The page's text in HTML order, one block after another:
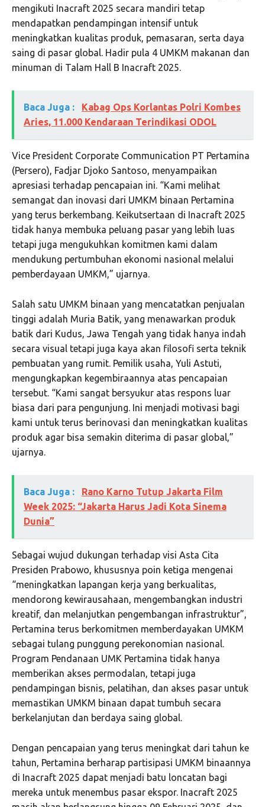
mengikuti Inacraft 2025 secara mandiri tetap
mendapatkan pendampingan intensif untuk
meningkatkan kualitas produk, pemasaran, serta daya
saing di pasar global. Hadir pula 4 UMKM makanan dan
minuman di Talam Hall B Inacraft 2025.
Baca Juga :
Kabag Ops Korlantas Polri Kombes
Aries, 11.000 Kendaraan Terindikasi ODOL
Vice President Corporate Communication PT Pertamina
(Persero), Fadjar Djoko Santoso, menyampaikan
apresiasi terhadap pencapaian ini. “Kami melihat
semangat dan inovasi dari UMKM binaan Pertamina
yang terus berkembang. Keikutsertaan di Inacraft 2025
tidak hanya membuka peluang pasar yang lebih luas
tetapi juga mengukuhkan komitmen kami dalam
mendukung pertumbuhan ekonomi nasional melalui
pemberdayaan UMKM,” ujarnya.
Salah satu UMKM binaan yang mencatatkan penjualan
tinggi adalah Muria Batik, yang menawarkan produk
batik dari Kudus, Jawa Tengah yang tidak hanya indah
secara visual tetapi juga kaya akan filosofi serta teknik
pembuatan yang rumit. Pemilik usaha, Yuli Astuti,
mengungkapkan kegembiraannya atas pencapaian
tersebut. “Kami sangat bersyukur atas respons luar
biasa dari para pengunjung. Ini menjadi motivasi bagi
kami untuk terus berinovasi dan meningkatkan kualitas
produk agar bisa semakin diterima di pasar global,”
ujarnya.
Baca Juga :
Rano Karno Tutup Jakarta Film
Week 2025: “Jakarta Harus Jadi Kota Sinema
Dunia”
Sebagai wujud dukungan terhadap visi Asta Cita
Presiden Prabowo, khususnya poin ketiga mengenai
“meningkatkan lapangan kerja yang berkualitas,
mendorong kewirausahaan, mengembangkan industri
kreatif, dan melanjutkan pengembangan infrastruktur”,
Pertamina terus berkomitmen memberdayakan UMKM
sebagai tulang punggung perekonomian nasional.
Program Pendanaan UMK Pertamina tidak hanya
memberikan akses permodalan, tetapi juga
pendampingan bisnis, pelatihan, dan akses pasar untuk
memastikan UMKM binaan dapat tumbuh secara
berkelanjutan dan berdaya saing global.
Dengan pencapaian yang terus meningkat dari tahun ke
tahun, Pertamina berharap partisipasi UMKM binaannya
di Inacraft 2025 dapat menjadi batu loncatan bagi
mereka untuk menembus pasar ekspor. Inacraft 2025